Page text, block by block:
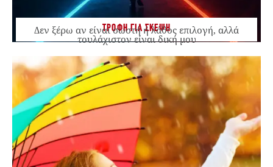
ΤΡΟΦΗ ΓΙΑ ΣΚΕΨΗ
Δεν ξέρω αν είναι σωστή ή λάθος επιλογή, αλλά
τουλάχιστον είναι δική μου